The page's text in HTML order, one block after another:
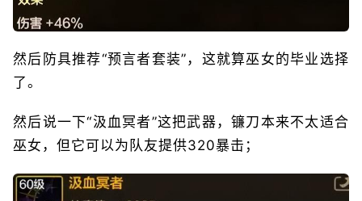
然后防具推荐“预言者套装”，这就算巫女的毕业选择
了。
然后说一下“汲血冥者”这把武器，镰刀本来不太适合
巫女，但它可以为队友提供320暴击；